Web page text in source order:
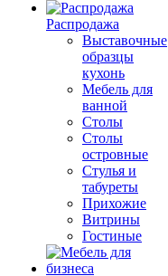
Распродажа
Выставочные
образцы
кухонь
Мебель для
ванной
Столы
Столы
островные
Стулья и
табуреты
Прихожие
Витрины
Гостиные